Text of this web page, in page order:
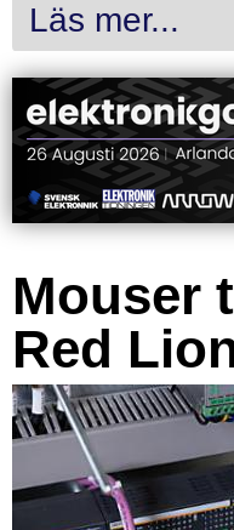
Läs mer...
Mouser
Red